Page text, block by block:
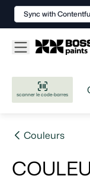
scanner le code-barres
Couleurs
Sync with